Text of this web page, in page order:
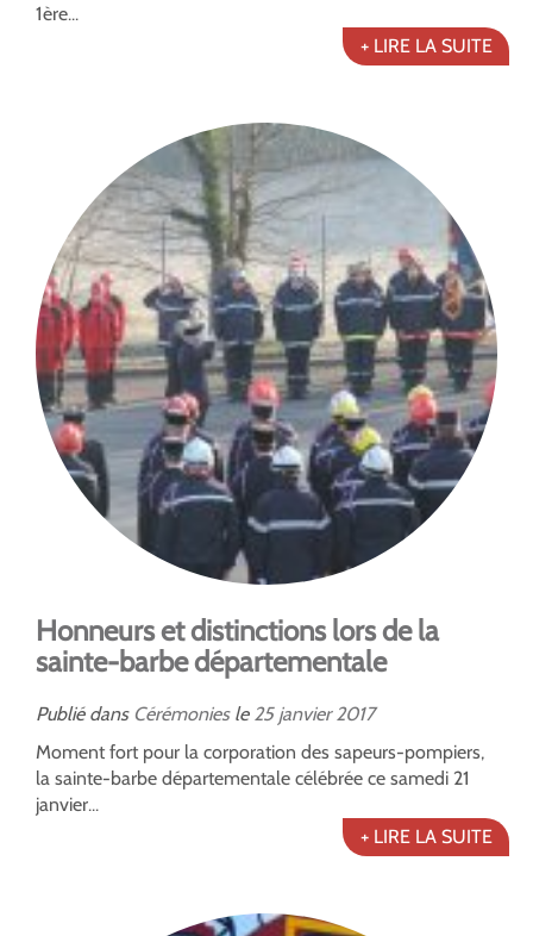
1ère...
+ LIRE LA SUITE
Honneurs et distinctions lors de la
sainte-barbe départementale
Publié dans Cérémoniesle 25 janvier 2017
Moment fort pour la corporation des sapeurs-pompiers,
la sainte-barbe départementale célébrée ce samedi 21
janvier...
+ LIRE LA SUITE